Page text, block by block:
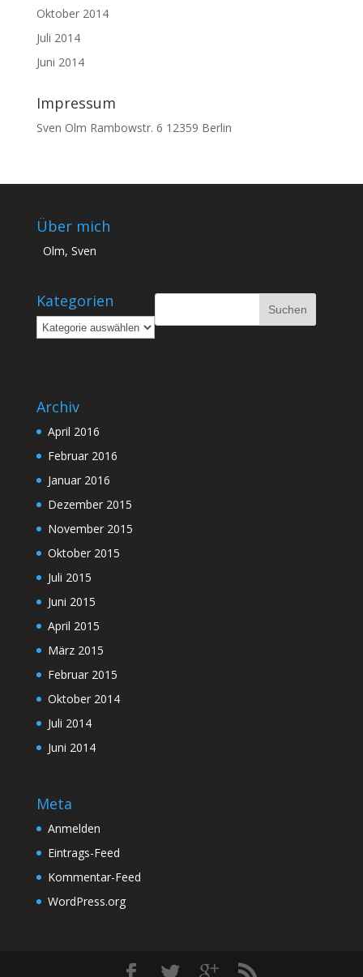
Oktober 2014
Juli 2014
Juni 2014
Impressum
Sven Olm Rambowstr. 6 12359 Berlin
Über mich
Olm, Sven
Kategorien
Kategorien
Archiv
April 2016
Februar 2016
Januar 2016
Dezember 2015
November 2015
Oktober 2015
Juli 2015
Juni 2015
April 2015
März 2015
Februar 2015
Oktober 2014
Juli 2014
Juni 2014
Meta
Anmelden
Eintrags-Feed
Kommentar-Feed
WordPress.org